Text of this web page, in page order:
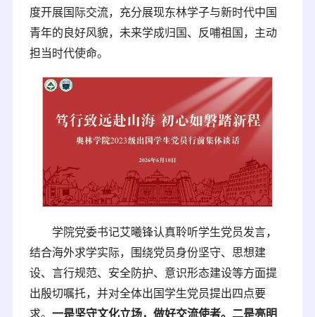
度开展国际交流，充分展现东林学子与新时代中国
青年的良好风貌，未来学成归国、反哺祖国，主动
担当时代使命。
学院党委书记艾曦锋认真聆听学生党员发言，
结合海外求学实际，围绕党员身份坚守、思想建
设、言行规范、安全防护、意识形态建设等方面提
出殷切嘱托，并对全体出国学生党员提出四点要
求。 一是坚守文化立场，做好交流使者。 二是亮明